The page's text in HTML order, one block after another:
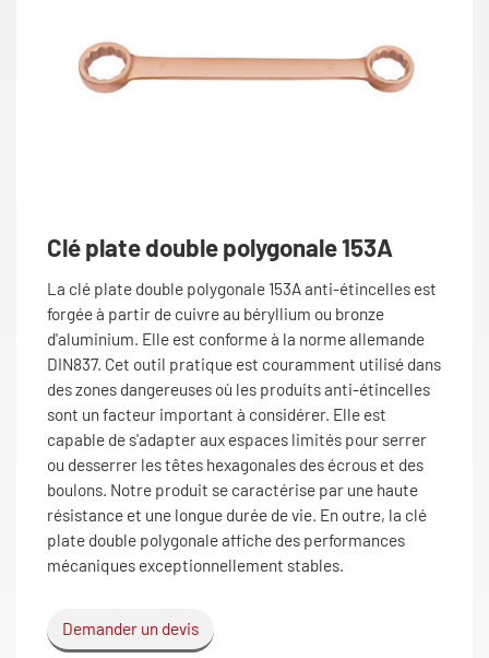
Clé plate double polygonale 153A
La clé plate double polygonale 153A anti-étincelles est
forgée à partir de cuivre au béryllium ou bronze
d'aluminium. Elle est conforme à la norme allemande
DIN837. Cet outil pratique est couramment utilisé dans
des zones dangereuses où les produits anti-étincelles
sont un facteur important à considérer. Elle est
capable de s'adapter aux espaces limités pour serrer
ou desserrer les têtes hexagonales des écrous et des
boulons. Notre produit se caractérise par une haute
résistance et une longue durée de vie. En outre, la clé
plate double polygonale affiche des performances
mécaniques exceptionnellement stables.
Demander un devis